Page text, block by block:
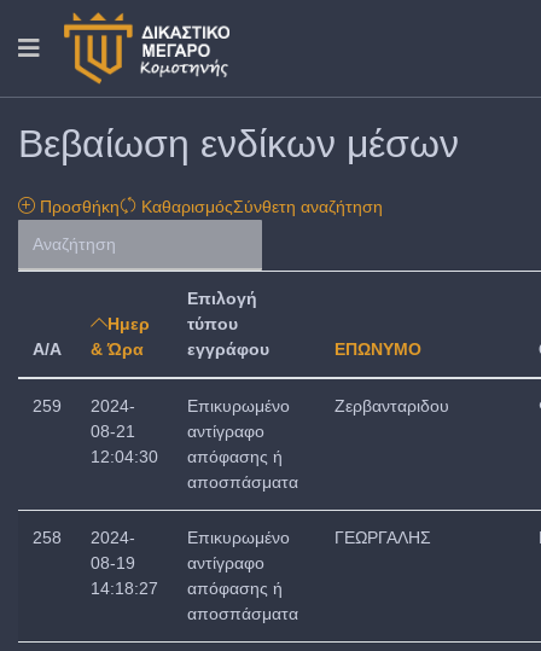
Βεβαίωση ενδίκων μέσων
Προσθήκη ΚαθαρισμόςΣύνθετη αναζήτηση
A/A
Ημερ
& Ώρα
Επιλογή
τύπου
εγγράφου
ΕΠΩΝΥΜΟ
259
2024-
08-21
12:04:30
Επικυρωμένο
αντίγραφο
απόφασης ή
αποσπάσματα
Ζερβανταριδου
258
2024-
08-19
14:18:27
Επικυρωμένο
αντίγραφο
απόφασης ή
αποσπάσματα
ΓΕΩΡΓΑΛΗΣ